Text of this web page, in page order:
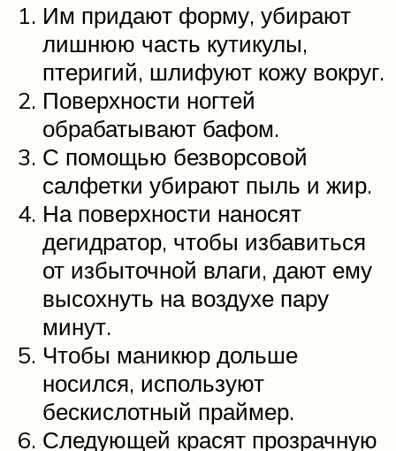
Им придают форму, убирают
лишнюю часть кутикулы,
птеригий, шлифуют кожу вокруг.
Поверхности ногтей
обрабатывают бафом.
С помощью безворсовой
салфетки убирают пыль и жир.
На поверхности наносят
дегидратор, чтобы избавиться
от избыточной влаги, дают ему
высохнуть на воздухе пару
минут.
Чтобы маникюр дольше
носился, используют
бескислотный праймер.
Следующей красят прозрачную